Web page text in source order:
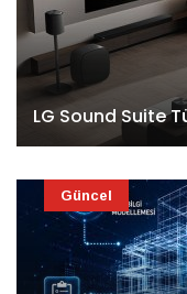
LG Sound Suite
Güncel